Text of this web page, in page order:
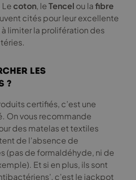
coton, leTencel ou lafibre
cités pour leur excellente
limiter la prolifération des
les
?
certifiés, c’est une
On vous recommande
des matelas et textiles
de l’absence de
(pas de formaldéhyde, ni de
Et si en plus, ils sont
c’est le jackpot